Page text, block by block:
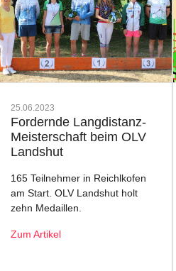
25.06.2023
Fordernde Langdistanz-
Meisterschaft beim OLV
Landshut
165 Teilnehmer in Reichlkofen
am Start. OLV Landshut holt
zehn Medaillen.
Zum Artikel